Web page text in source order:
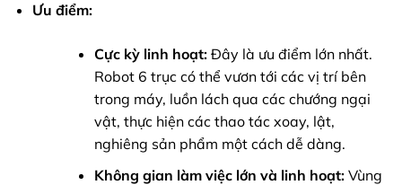
Ưu điểm:
Cực kỳ linh hoạt:Đây là ưu điểm lớn nhất.
Robot 6 trục có thể vươn tới các vị trí bên
trong máy, luồn lách qua các chướng ngại
vật, thực hiện các thao tác xoay, lật,
nghiêng sản phẩm một cách dễ dàng.
Không gian làm việc lớn và linh hoạt:Vùng